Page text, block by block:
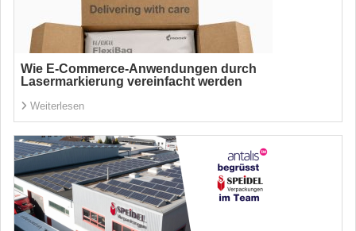
Wie E-Commerce-Anwendungen durch
Lasermarkierung vereinfacht werden
Weiterlesen